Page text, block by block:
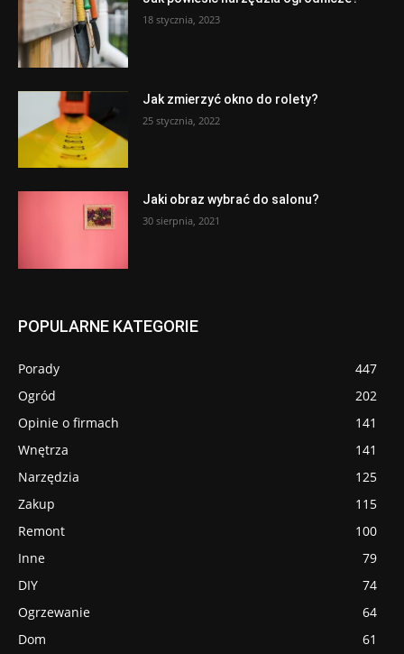
18 stycznia, 2023
Jak zmierzyć okno do rolety?
25 stycznia, 2022
Jaki obraz wybrać do salonu?
30 sierpnia, 2021
POPULARNE KATEGORIE
Porady
447
Ogród
202
Opinie o firmach
141
Wnętrza
141
Narzędzia
125
Zakup
115
Remont
100
Inne
79
DIY
74
Ogrzewanie
64
Dom
61